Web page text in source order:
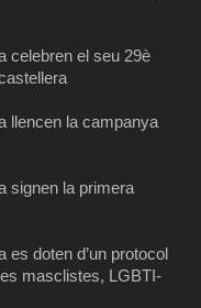
celebren el seu 29è
llencen la campanya
signen la primera
es doten d’un protocol
masclistes, LGBTI-